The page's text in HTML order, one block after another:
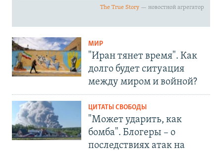
МИР
"Иран тянет время". Как
долго будет ситуация
между миром и войной?
ЦИТАТЫ СВОБОДЫ
"Может ударить, как
бомба". Блогеры – о
последствиях атак на